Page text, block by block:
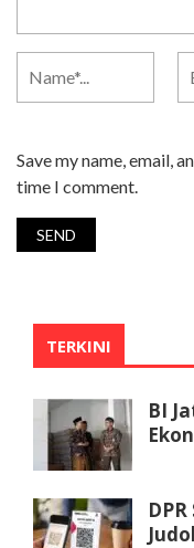
Save my name, email,
time I comment.
TERKINI
BI